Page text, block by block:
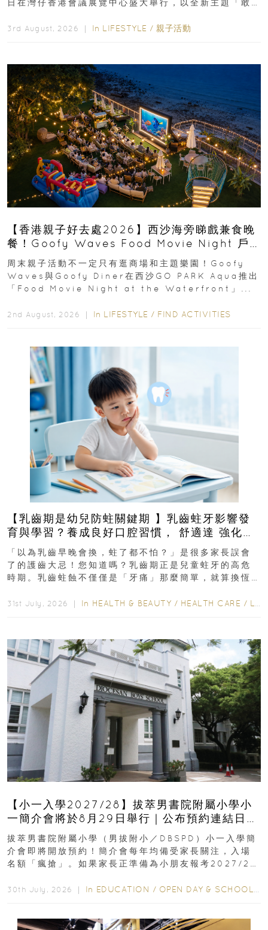
日在灣仔香港會議展覽中心盛大舉行，以全新主題「敢
3rd August, 2026 ｜ In LIFESTYLE / 親子活動
【香港親子好去處2026】西沙海旁睇戲兼食晚
餐！Goofy Waves Food Movie Night 戶
外影院逢週末登場
周末親子活動不一定只有逛商場和主題樂園！Goofy
Waves與Goofy Diner在西沙GO PARK Aqua推出
「Food Movie Night at the Waterfront」...
2nd August, 2026 ｜ In LIFESTYLE / FIND ACTIVITIES
【乳齒期是幼兒防蛀關鍵期 】乳齒蛀牙影響發
育與學習？養成良好口腔習慣， 舒適達 強化琺
瑯質 兒童牙膏防護指南
「以為乳齒早晚會換，蛀了都不怕？」是很多家長誤會
了的護齒大忌！您知道嗎？乳齒期正是兒童蛀牙的高危
時期。乳齒蛀蝕不僅僅是「牙痛」那麼簡單，就算換恆
31st July, 2026 ｜ In HEALTH & BEAUTY / HEALTH CARE / LIFESTYLE
【小一入學2027/28】拔萃男書院附屬小學小
一簡介會將於8月29日舉行｜公布預約連結日期
｜更設有網上重溫
拔萃男書院附屬小學（男拔附小／DBSPD）小一入學簡
介會即將開放預約！簡介會每年均備受家長關注，入場
名額「瘋搶」。如果家長正準備為小朋友報考2027/28
30th July, 2026 ｜ In EDUCATION / OPEN DAY & SCHOOL EVENTS